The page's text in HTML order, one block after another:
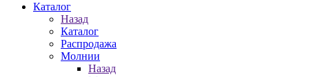
Каталог
Назад
Каталог
Распродажа
Молнии
Назад